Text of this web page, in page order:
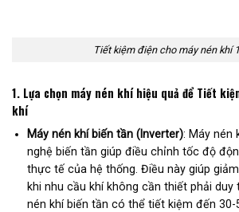
Tiết kiệm điện cho máy nén khí
1. Lựa chọn máy nén khí hiệu quả để Tiết
khí
Máy nén khí biến tần (Inverter): Máy nén
nghệ biến tần giúp điều chỉnh tốc độ
thực tế của hệ thống. Điều này giúp
khi nhu cầu khí không cần thiết phải
nén khí biến tần có thể tiết kiệm đến 30-